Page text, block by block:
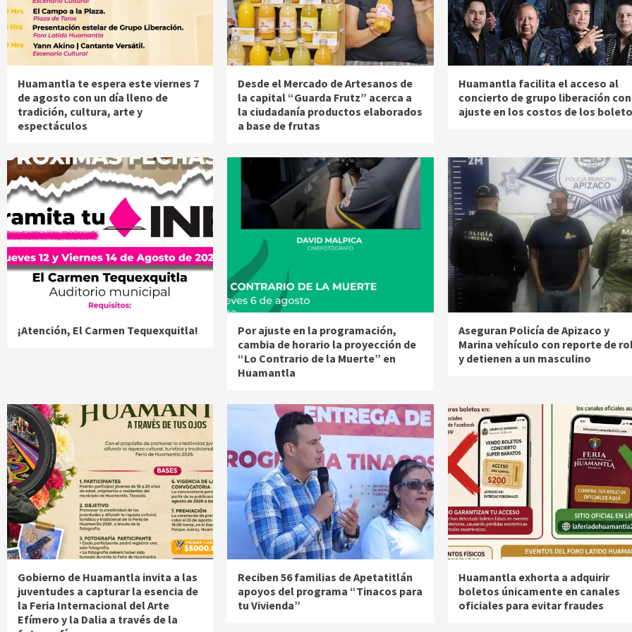
Huamantla te espera este viernes 7
de agosto con un día lleno de
tradición, cultura, arte y
espectáculos
Desde el Mercado de Artesanos de
la capital “Guarda Frutz” acerca a
la ciudadanía productos elaborados
a base de frutas
Huamantla facilita el acceso al
concierto de grupo liberación con
ajuste en los costos de los
¡Atención, El Carmen Tequexquitla!
Por ajuste en la programación,
cambia de horario la proyección de
“Lo Contrario de la Muerte” en
Huamantla
Aseguran Policía de Apizaco y
Marina vehículo con reporte de
y detienen a un masculino
Gobierno de Huamantla invita a las
juventudes a capturar la esencia de
la Feria Internacional del Arte
Efímero y la Dalia a través de la
Reciben 56 familias de Apetatitlán
apoyos del programa “Tinacos para
tu Vivienda”
Huamantla exhorta a adquirir
boletos únicamente en canales
oficiales para evitar fraudes